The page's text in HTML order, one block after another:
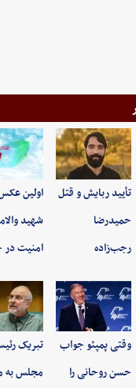
تأیید ربایش و قتل
حمیدرضا
رجب‌زاده
اولین
شهید
امنیت
وقتی پمپئو جواب
حسن روحانی را
تبریک
مجلس به